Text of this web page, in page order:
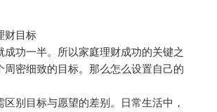
财目标
成功一半。所以家庭理财成功的关键之
周密细致的目标。那么怎么设置自己的
区别目标与愿望的差别。日常生活中，